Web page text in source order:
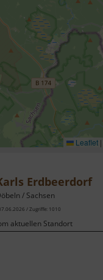
Leaflet |
Erdbeerdorf
/ Sachsen
/ Zugriffe: 1010
aktuellen Standort